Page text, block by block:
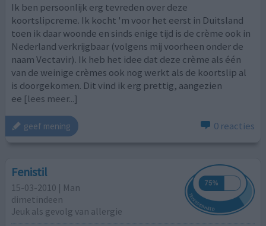
Ik ben persoonlijk erg tevreden over deze
koortslipcreme. Ik kocht 'm voor het eerst in Duitsland
toen ik daar woonde en sinds enige tijd is de crème ook in
Nederland verkrijgbaar (volgens mij voorheen onder de
naam Vectavir). Ik heb het idee dat deze crème als één
van de weinige crèmes ook nog werkt als de koortslip al
is doorgekomen. Dit vind ik erg prettig, aangezien
ee [lees meer...]
geef mening 0 reacties
Fenistil
15-03-2010 | Man
dimetindeen
Jeuk als gevolg van allergie